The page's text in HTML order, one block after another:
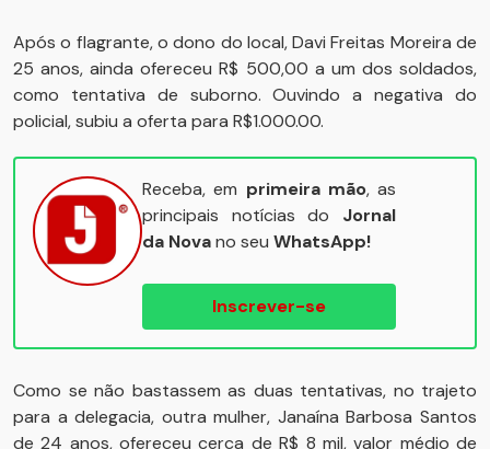
Após o flagrante, o dono do local, Davi Freitas Moreira de
25 anos, ainda ofereceu R$ 500,00 a um dos soldados,
como tentativa de suborno. Ouvindo a negativa do
policial, subiu a oferta para R$1.000.00.
Receba, em primeira mão, as
principais notícias do Jornal
da Novano seu WhatsApp!
Inscrever-se
Como se não bastassem as duas tentativas, no trajeto
para a delegacia, outra mulher, Janaína Barbosa Santos
de 24 anos, ofereceu cerca de R$ 8 mil, valor médio de